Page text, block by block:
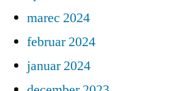
marec 2024
februar 2024
januar 2024